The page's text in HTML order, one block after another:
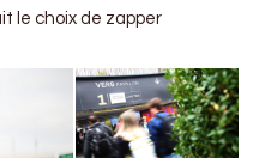
le choix de zapper